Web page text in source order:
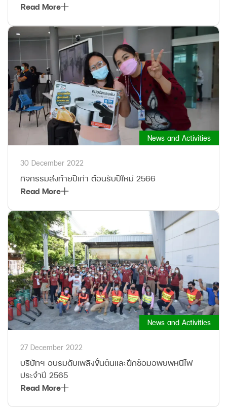
Read More
News and Activities
30 December 2022
กิจกรรมส่งท้ายปีเก่า ต้อนรับปีใหม่ 2566
Read More
News and Activities
27 December 2022
บริษัทฯ อบรมดับเพลิงขั้นต้นและฝึกซ้อมอพยพหนีไฟ
ประจำปี 2565
Read More